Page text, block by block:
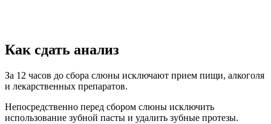
Как сдать анализ
За 12 часов до сбора слюны исключают прием пищи, алкоголя
и лекарственных препаратов.
Непосредственно перед сбором слюны исключить
использование зубной пасты и удалить зубные протезы.